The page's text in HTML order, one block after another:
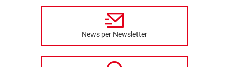
News per Newsletter